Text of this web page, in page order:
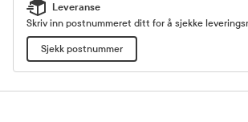
Leveranse
Skriv inn postnummeret ditt for å sjekke
Sjekk postnummer